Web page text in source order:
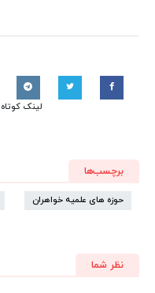
لینک کوتاه
برچسب‌ها
حوزه های علمیه خواهران
نظر شما